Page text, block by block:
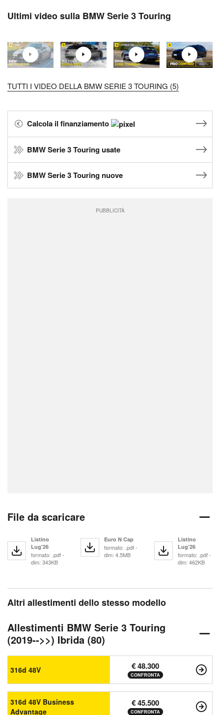
Ultimi video sulla BMW Serie 3 Touring
TUTTI I VIDEO DELLA BMW SERIE 3 TOURING (5)
Calcola il finanziamento
BMW Serie 3 Touring usate
BMW Serie 3 Touring nuove
PUBBLICITÀ
File da scaricare
Listino
Lug'26
formato: .pdf -
dim: 343KB
Euro N Cap
formato: .pdf -
dim: 4.5MB
Listino
Lug'26
formato: .pdf -
dim: 462KB
Altri allestimenti dello stesso modello
Allestimenti BMW Serie 3 Touring
(2019-->>) Ibrida (80)
316d 48V € 48.300
CONFRONTA
316d 48V Business
Advantage
€ 45.500
CONFRONTA